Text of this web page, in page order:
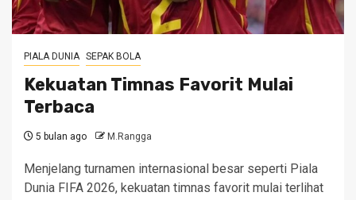
PIALA DUNIA SEPAK BOLA
Kekuatan Timnas Favorit Mulai
Terbaca
5 bulan ago M.Rangga
Menjelang turnamen internasional besar seperti Piala
Dunia FIFA 2026, kekuatan timnas favorit mulai terlihat